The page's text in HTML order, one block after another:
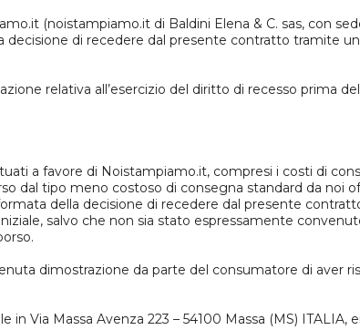
(noistampiamo.it di Baldini Elena & C. sas, con
decisione di recedere dal presente contratto tramite
relativa all’esercizio del diritto di recesso prima
a favore di Noistampiamo.it, compresi i costi di
dal tipo meno costoso di consegna standard da noi
della decisione di recedere dal presente
salvo che non sia stato espressamente
dimostrazione da parte del consumatore di aver
Via Massa Avenza 223 – 54100 Massa (MS) ITALIA,